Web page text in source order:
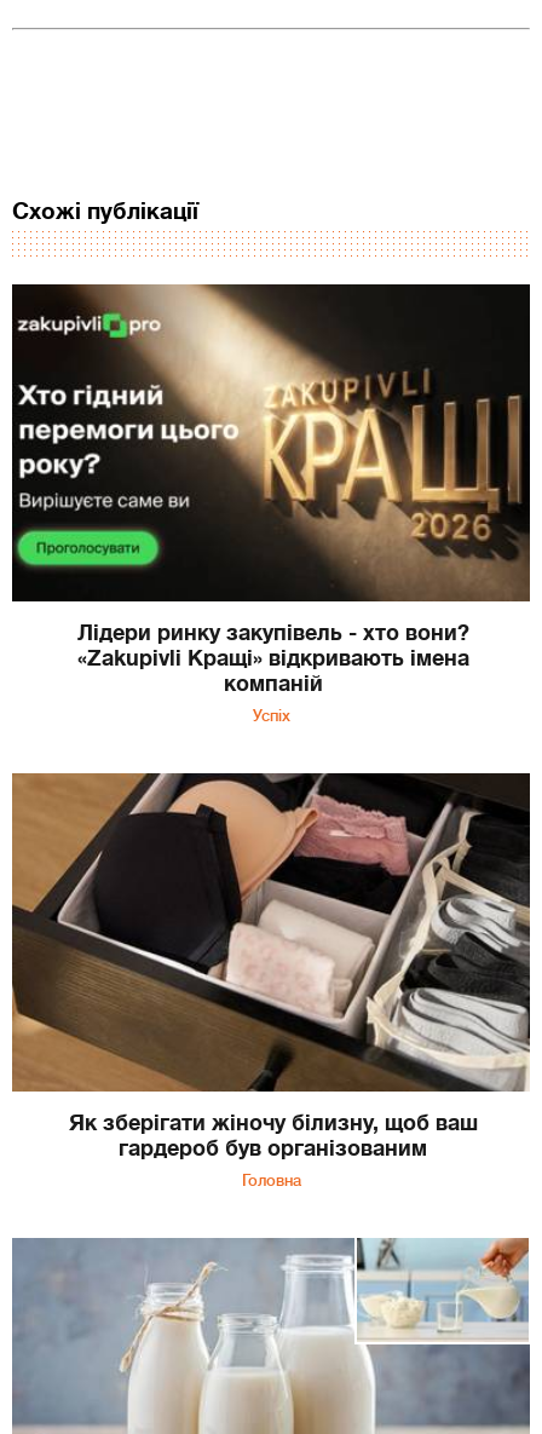
Схожі публікації
Лідери ринку закупівель - хто вони?
«Zakupivli Кращі» відкривають імена
компаній
Успіх
Як зберігати жіночу білизну, щоб ваш
гардероб був організованим
Головна